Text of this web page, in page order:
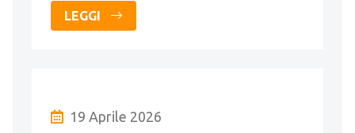
LEGGI
19 Aprile 2026